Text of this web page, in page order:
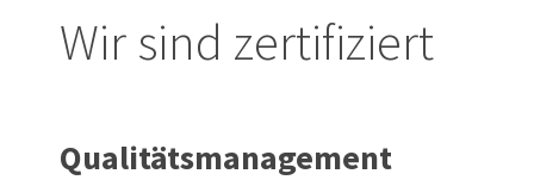
Wir sind zertifiziert
Qualitätsmanagement